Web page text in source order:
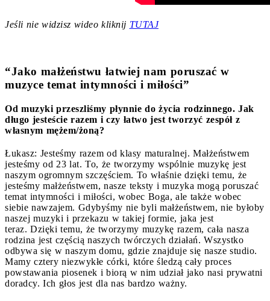
Jeśli nie widzisz wideo kliknij TUTAJ
“Jako małżeństwu łatwiej nam poruszać w
muzyce temat intymności i miłości”
Od muzyki przeszliśmy płynnie do życia rodzinnego. Jak
długo jesteście razem i czy łatwo jest tworzyć zespół z
własnym mężem/żoną?
Łukasz: Jesteśmy razem od klasy maturalnej. Małżeństwem
jesteśmy od 23 lat. To, że tworzymy wspólnie muzykę jest
naszym ogromnym szczęściem. To właśnie dzięki temu, że
jesteśmy małżeństwem, nasze teksty i muzyka mogą poruszać
temat intymności i miłości, wobec Boga, ale także wobec
siebie nawzajem. Gdybyśmy nie byli małżeństwem, nie byłoby
naszej muzyki i przekazu w takiej formie, jaka jest
teraz. Dzięki temu, że tworzymy muzykę razem, cała nasza
rodzina jest częścią naszych twórczych działań. Wszystko
odbywa się w naszym domu, gdzie znajduje się nasze studio.
Mamy cztery niezwykłe córki, które śledzą cały proces
powstawania piosenek i biorą w nim udział jako nasi prywatni
doradcy. Ich głos jest dla nas bardzo ważny.